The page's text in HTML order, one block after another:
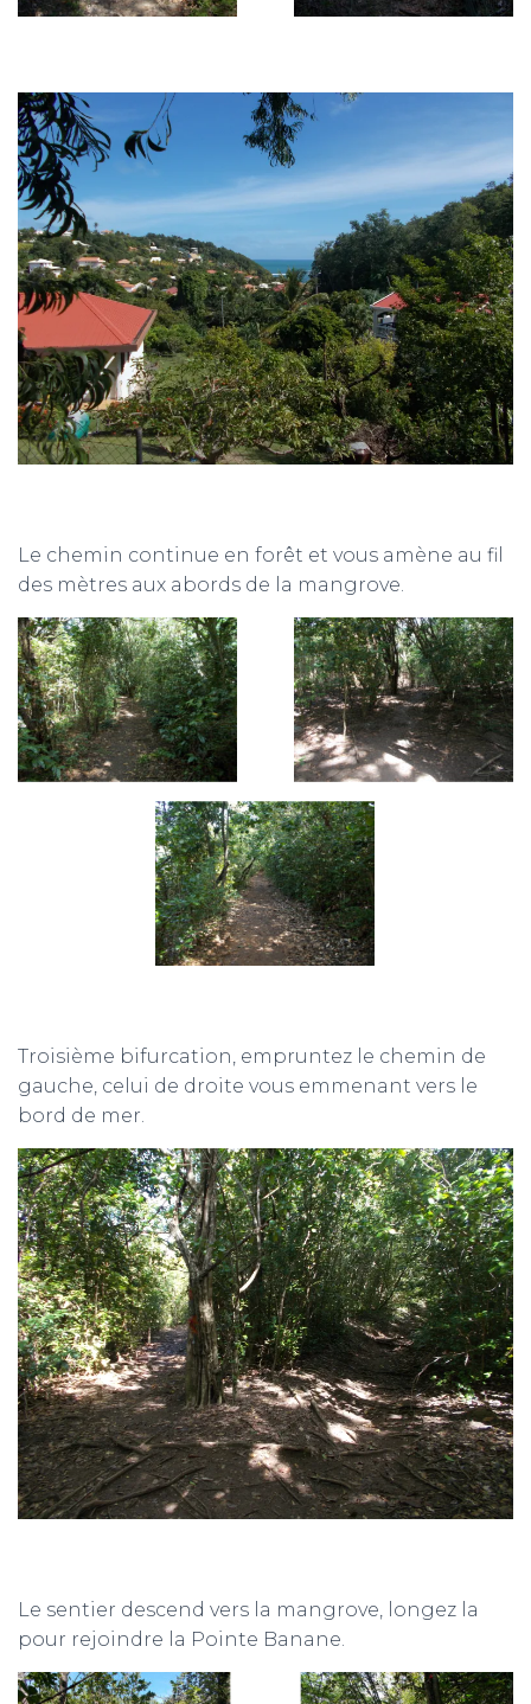
Le chemin continue en forêt et vous amène au fil
des mètres aux abords de la mangrove.
Troisième bifurcation, empruntez le chemin de
gauche, celui de droite vous emmenant vers le
bord de mer.
Le sentier descend vers la mangrove, longez la
pour rejoindre la Pointe Banane.